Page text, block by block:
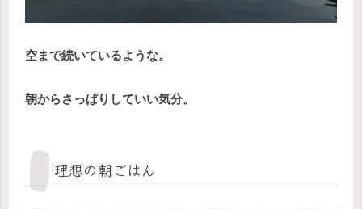
空まで続いているような。
朝からさっぱりしていい気分。
理想の朝ごはん